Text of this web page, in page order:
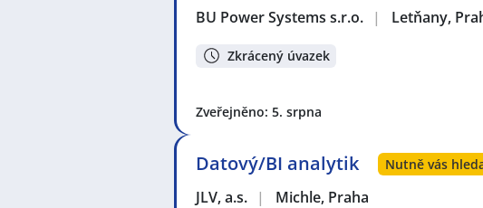
BU Power Systems s.r.o. | Letňany,
Zkrácený úvazek
Zveřejněno: 5. srpna
Datový/BI analytik Nutně vás
JLV, a.s. | Michle, Praha